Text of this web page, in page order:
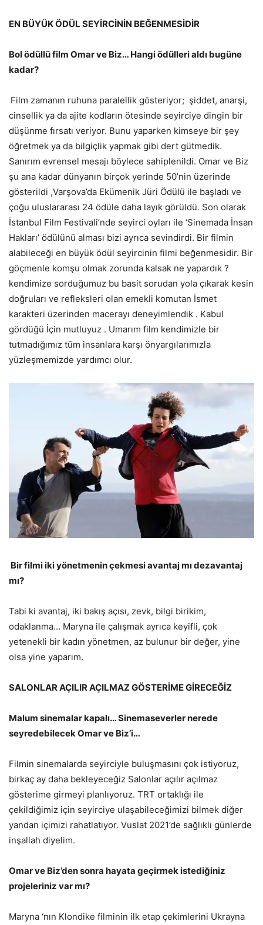
EN BÜYÜK ÖDÜL SEYİRCİNİN BEĞENMESİDİR
Bol ödüllü film Omar ve Biz… Hangi ödülleri aldı bugüne
kadar?
Film zamanın ruhuna paralellik gösteriyor; şiddet, anarşi,
cinsellik ya da ajite kodların ötesinde seyirciye dingin bir
düşünme fırsatı veriyor. Bunu yaparken kimseye bir şey
öğretmek ya da bilgiçlik yapmak gibi dert gütmedik.
Sanırım evrensel mesajı böylece sahiplenildi. Omar ve Biz
şu ana kadar dünyanın birçok yerinde 50’nin üzerinde
gösterildi ,Varşova’da Ekümenik Jüri Ödülü ile başladı ve
çoğu uluslararası 24 ödüle daha layık görüldü. Son olarak
İstanbul Film Festivali’nde seyirci oyları ile ‘Sinemada İnsan
Hakları’ ödülünü alması bizi ayrıca sevindirdi. Bir filmin
alabileceği en büyük ödül seyircinin filmi beğenmesidir. Bir
göçmenle komşu olmak zorunda kalsak ne yapardık ?
kendimize sorduğumuz bu basit sorudan yola çıkarak kesin
doğruları ve refleksleri olan emekli komutan İsmet
karakteri üzerinden macerayı deneyimlendik . Kabul
gördüğü İçin mutluyuz . Umarım film kendimizle bir
tutmadığımız tüm insanlara karşı önyargılarımızla
yüzleşmemizde yardımcı olur.
Bir filmi iki yönetmenin çekmesi avantaj mı dezavantaj
mı?
Tabi ki avantaj, iki bakış açısı, zevk, bilgi birikim,
odaklanma… Maryna ile çalışmak ayrıca keyifli, çok
yetenekli bir kadın yönetmen, az bulunur bir değer, yine
olsa yine yaparım.
SALONLAR AÇILIR AÇILMAZ GÖSTERİME GİRECEĞİZ
Malum sinemalar kapalı… Sinemaseverler nerede
seyredebilecek Omar ve Biz’i…
Filmin sinemalarda seyirciyle buluşmasını çok istiyoruz,
birkaç ay daha bekleyeceğiz Salonlar açılır açılmaz
gösterime girmeyi planlıyoruz. TRT ortaklığı ile
çekildiğimiz için seyirciye ulaşabileceğimizi bilmek diğer
yandan içimizi rahatlatıyor. Vuslat 2021’de sağlıklı günlerde
inşallah diyelim.
Omar ve Biz’den sonra hayata geçirmek istediğiniz
projeleriniz var mı?
Maryna ‘nın Klondike filminin ilk etap çekimlerini Ukrayna